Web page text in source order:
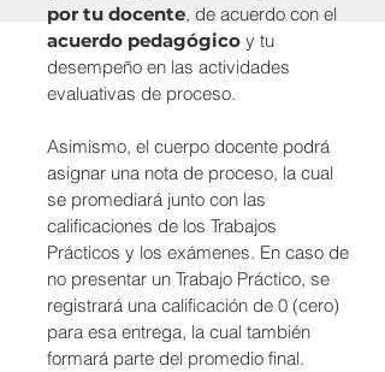
por tu docente, de acuerdo con el
acuerdo pedagógico y tu
desempeño en las actividades
evaluativas de proceso.
Asimismo, el cuerpo docente podrá
asignar una nota de proceso, la cual
se promediará junto con las
calificaciones de los Trabajos
Prácticos y los exámenes. En caso de
no presentar un Trabajo Práctico, se
registrará una calificación de 0 (cero)
para esa entrega, la cual también
formará parte del promedio final.